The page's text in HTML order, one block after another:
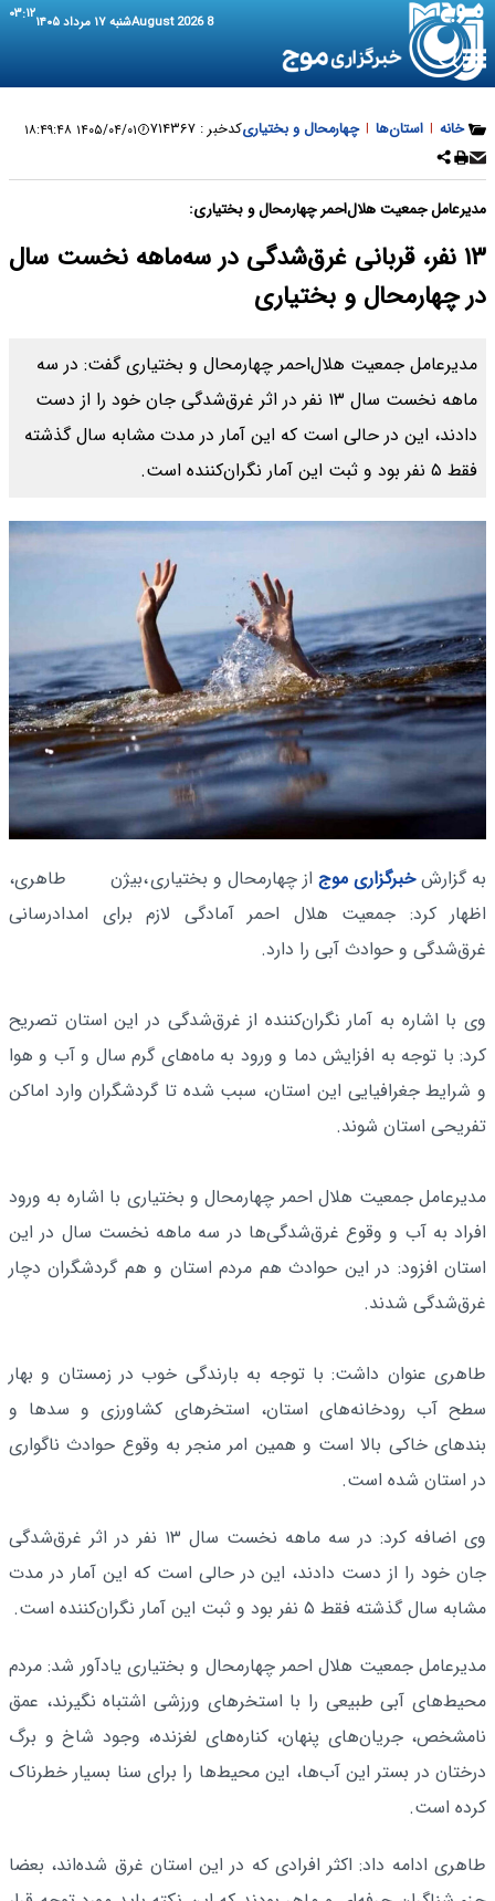
8 August 2026 شنبه ۱۷ مرداد ۱۴۰۵ ۰۳:۱۲
خانه | استان‌ها | چهارمحال و بختیاریکدخبر : ۷۱۴۳۶۷ ۱۴۰۵/۰۴/۰۱ ۱۸:۴۹:۴۸
مدیرعامل جمعیت هلال‌احمر چهارمحال و بختیاری:
۱۳ نفر، قربانی غرق‌شدگی در سه‌ماهه نخست سال
در چهارمحال و بختیاری
مدیرعامل جمعیت هلال‌احمر چهارمحال و بختیاری گفت: در سه
ماهه نخست سال ۱۳ نفر در اثر غرق‌شدگی جان خود را از دست
دادند، این در حالی است که این آمار در مدت مشابه سال گذشته
فقط ۵ نفر بود و ثبت این آمار نگران‌کننده است.
به گزارشخبرگزاری موج از چهارمحال و بختیاری،بیژن طاهری،
اظهار کرد: جمعیت هلال احمر آمادگی لازم برای امدادرسانی
غرق‌شدگی و حوادث آبی را دارد.
وی با اشاره به آمار نگران‌کننده از غرق‌شدگی در این استان تصریح
کرد: با توجه به افزایش دما و ورود به ماه‌های گرم سال و آب و هوا
و شرایط جغرافیایی این استان، سبب شده تا گردشگران وارد اماکن
تفریحی استان شوند.
مدیرعامل جمعیت هلال احمر چهارمحال و بختیاری با اشاره به ورود
افراد به آب و وقوع غرق‌شدگی‌ها در سه ماهه نخست سال در این
استان افزود: در این حوادث هم مردم استان و هم گردشگران دچار
غرق‌شدگی شدند.
طاهری عنوان داشت: با توجه به بارندگی خوب در زمستان و بهار
سطح آب رودخانه‌های استان، استخرهای کشاورزی و سدها و
بندهای خاکی بالا است و همین امر منجر به وقوع حوادث ناگواری
در استان شده است.
وی اضافه کرد: در سه ماهه نخست سال ۱۳ نفر در اثر غرق‌شدگی
جان خود را از دست دادند، این در حالی است که این آمار در مدت
مشابه سال گذشته فقط ۵ نفر بود و ثبت این آمار نگران‌کننده است.
مدیرعامل جمعیت هلال احمر چهارمحال و بختیاری یادآور شد: مردم
محیط‌های آبی طبیعی را با استخرهای ورزشی اشتباه نگیرند، عمق
نامشخص، جریان‌های پنهان، کناره‌های لغزنده، وجود شاخ و برگ
درختان در بستر این آب‌ها، این محیط‌ها را برای سنا بسیار خطرناک
کرده است.
طاهری ادامه داد: اکثر افرادی که در این استان غرق شده‌اند، بعضا